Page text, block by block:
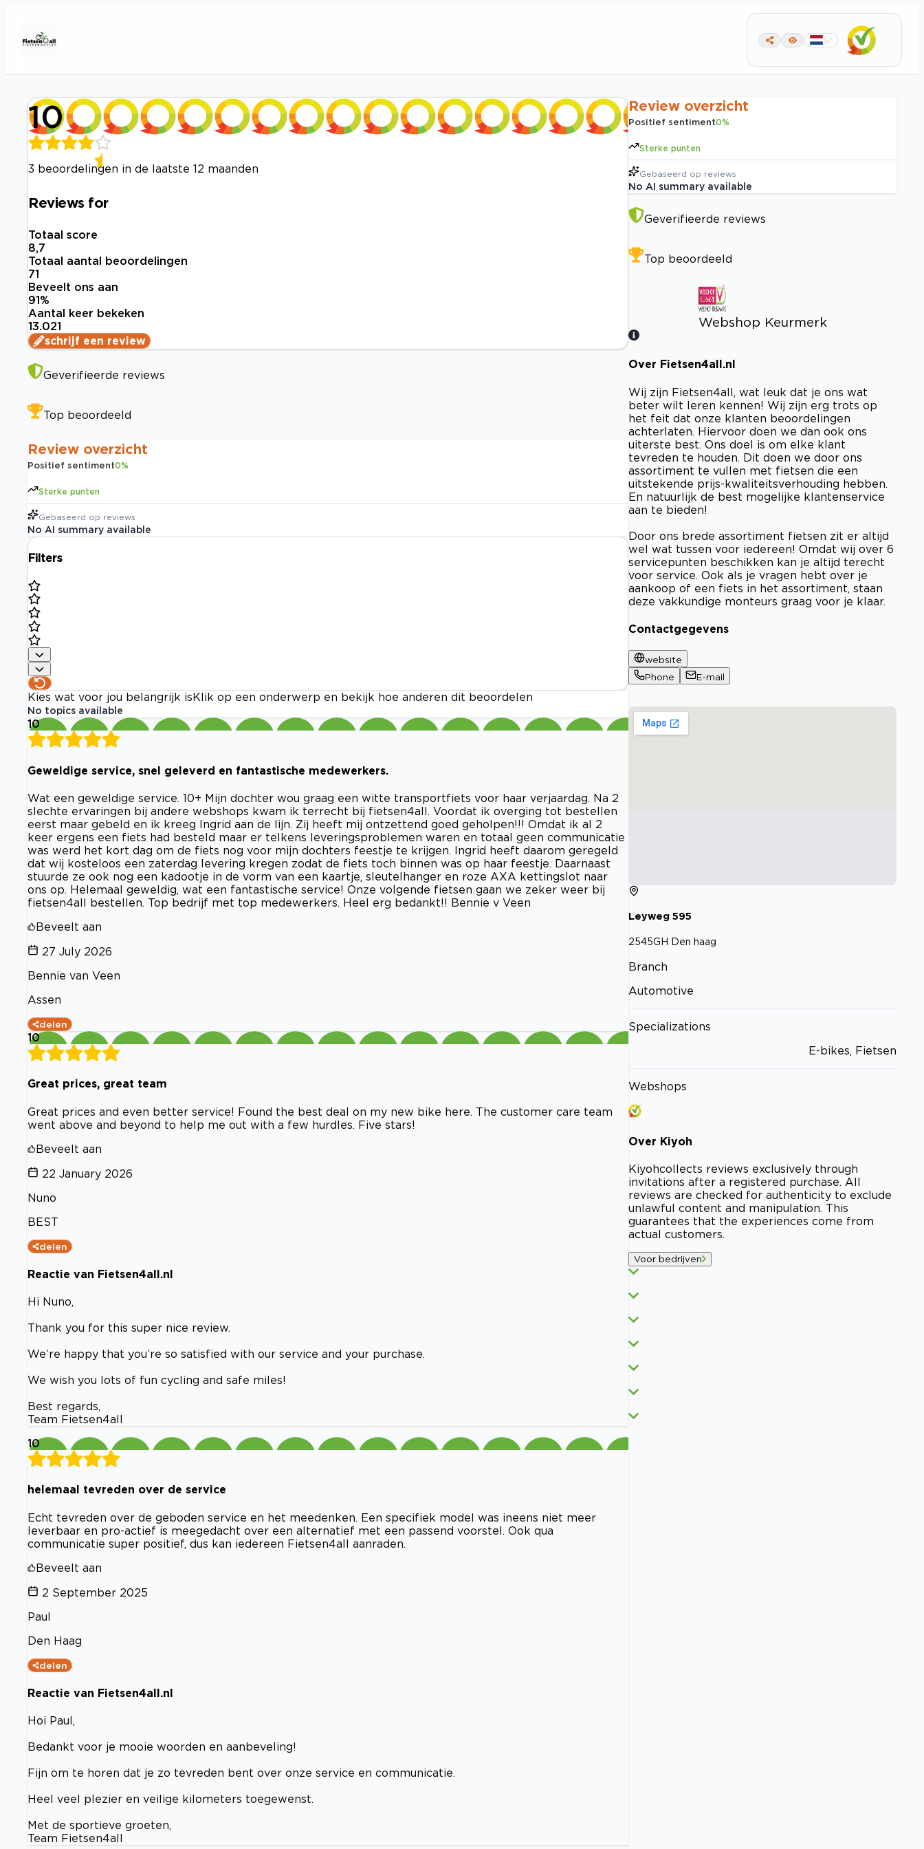
10
3 beoordelingen in de laatste 12 maanden
Reviews for
Totaal score
8,7
Totaal aantal beoordelingen
71
Beveelt ons aan
91%
Aantal keer bekeken
13.021
schrijf een review
Geverifieerde reviews
Top beoordeeld
Review overzicht
Positief sentiment0%
Sterke punten
Gebaseerd op reviews
No AI summary available
Filters
Kies wat voor jou belangrijk is Klik op een onderwerp en bekijk hoe anderen dit beoordelen
No topics available
10
Geweldige service, snel geleverd en fantastische medewerkers.
Wat een geweldige service. 10+ Mijn dochter wou graag een witte transportfiets voor haar verjaardag. Na 2
slechte ervaringen bij andere webshops kwam ik terrecht bij fietsen4all. Voordat ik overging tot bestellen
eerst maar gebeld en ik kreeg Ingrid aan de lijn. Zij heeft mij ontzettend goed geholpen!!! Omdat ik al 2
keer ergens een fiets had besteld maar er telkens leveringsproblemen waren en totaal geen communicatie
was werd het kort dag om de fiets nog voor mijn dochters feestje te krijgen. Ingrid heeft daarom geregeld
dat wij kosteloos een zaterdag levering kregen zodat de fiets toch binnen was op haar feestje. Daarnaast
stuurde ze ook nog een kadootje in de vorm van een kaartje, sleutelhanger en roze AXA kettingslot naar
ons op. Helemaal geweldig, wat een fantastische service! Onze volgende fietsen gaan we zeker weer bij
fietsen4all bestellen. Top bedrijf met top medewerkers. Heel erg bedankt!! Bennie v Veen
Beveelt aan
27 July 2026
Bennie van Veen
Assen
delen
10
Great prices, great team
Great prices and even better service! Found the best deal on my new bike here. The customer care team
went above and beyond to help me out with a few hurdles. Five stars!
Beveelt aan
22 January 2026
Nuno
BEST
delen
Reactie van Fietsen4all.nl
Hi Nuno,
Thank you for this super nice review.
We’re happy that you’re so satisfied with our service and your purchase.
We wish you lots of fun cycling and safe miles!
Best regards,
Team Fietsen4all
10
helemaal tevreden over de service
Echt tevreden over de geboden service en het meedenken. Een specifiek model was ineens niet meer
leverbaar en pro-actief is meegedacht over een alternatief met een passend voorstel. Ook qua
communicatie super positief, dus kan iedereen Fietsen4all aanraden.
Beveelt aan
2 September 2025
Paul
Den Haag
delen
Reactie van Fietsen4all.nl
Hoi Paul,
Bedankt voor je mooie woorden en aanbeveling!
Fijn om te horen dat je zo tevreden bent over onze service en communicatie.
Heel veel plezier en veilige kilometers toegewenst.
Met de sportieve groeten,
Team Fietsen4all
Review overzicht
Positief sentiment0%
Sterke punten
Gebaseerd op reviews
No AI summary available
Geverifieerde reviews
Top beoordeeld
Webshop Keurmerk
Bekijk certificaat
Over Fietsen4all.nl
Wij zijn Fietsen4all, wat leuk dat je ons wat
beter wilt leren kennen! Wij zijn erg trots op
het feit dat onze klanten beoordelingen
achterlaten. Hiervoor doen we dan ook ons
uiterste best. Ons doel is om elke klant
tevreden te houden. Dit doen we door ons
assortiment te vullen met fietsen die een
uitstekende prijs-kwaliteitsverhouding hebben.
En natuurlijk de best mogelijke klantenservice
aan te bieden!
Door ons brede assortiment fietsen zit er altijd
wel wat tussen voor iedereen! Omdat wij over 6
servicepunten beschikken kan je altijd terecht
voor service. Ook als je vragen hebt over je
aankoop of een fiets in het assortiment, staan
deze vakkundige monteurs graag voor je klaar.
Contactgegevens
website
Phone
E-mail
Leyweg 595
2545GH Den haag
Branch
Automotive
Specializations
E-bikes, Fietsen
Webshops
Over Kiyoh
Kiyohcollects reviews exclusively through
invitations after a registered purchase. All
reviews are checked for authenticity to exclude
unlawful content and manipulation. This
guarantees that the experiences come from
actual customers.
Voor bedrijven